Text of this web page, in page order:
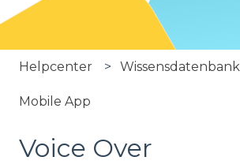
Helpcenter Wissensdatenbank
Mobile App
Voice Over